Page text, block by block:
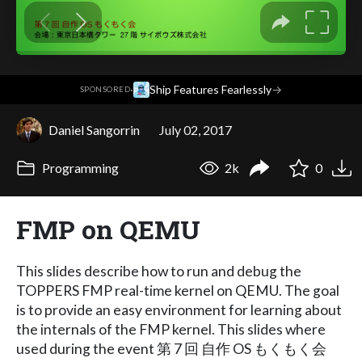
SPONSORED· Ship Features Fearlessly→
Daniel Sangorrin July 02, 2017
Programming 2k 0
FMP on QEMU
This slides describe how to run and debug the
TOPPERS FMP real-time kernel on QEMU. The goal
is to provide an easy environment for learning about
the internals of the FMP kernel. This slides where
used during the event 第 7 回 自作 OS もくもく会